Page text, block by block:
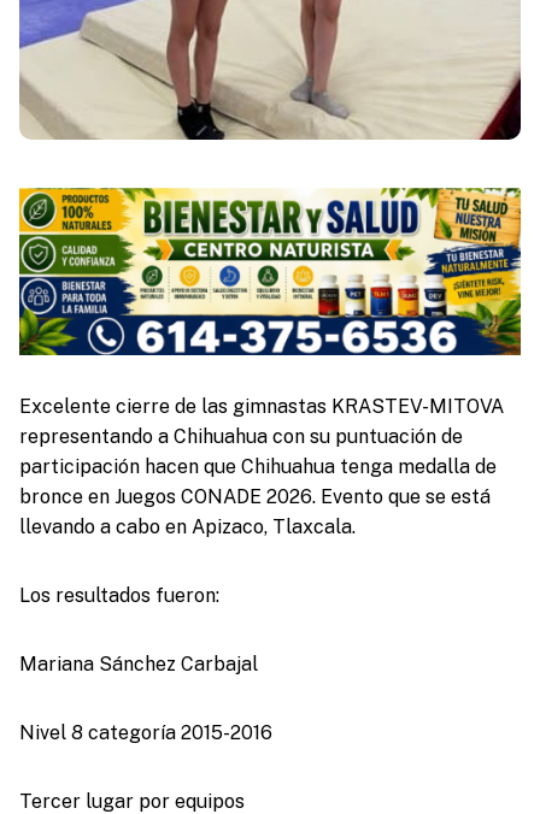
Excelente cierre de las gimnastas KRASTEV-MITOVA
representando a Chihuahua con su puntuación de
participación hacen que Chihuahua tenga medalla de
bronce en Juegos CONADE 2026. Evento que se está
llevando a cabo en Apizaco, Tlaxcala.
Los resultados fueron:
Mariana Sánchez Carbajal
Nivel 8 categoría 2015-2016
Tercer lugar por equipos